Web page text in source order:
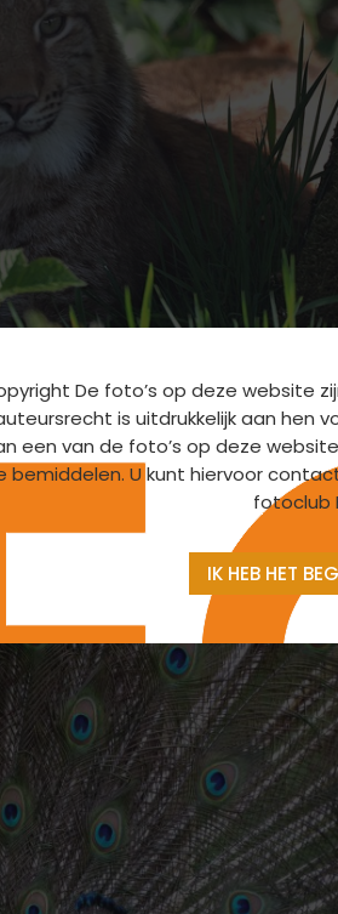
De foto’s op deze website
is uitdrukkelijk aan hen
een van de foto’s op deze
bemiddelen. U kunt hiervoor
fotoclub
IK HEB HET
Hester Hoornstra
omsluit. Het is stoeien met
van de beste kant laat zien.
kwakende kikkers, reigers,
kirsch.